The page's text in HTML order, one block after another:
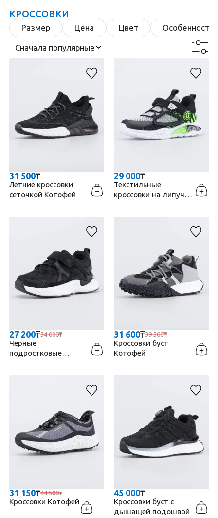
Рус|Қаз
КРОССОВКИ
Размер Цена Цвет Особенности
Сначала популярные
31 500₸
Летние кроссовки
сеточкой Котофей
29 000₸
Текстильные
кроссовки на липучке
27 200₸34 000₸
Черные
подростковые
31 600₸39 500₸
Кроссовки буст
Котофей
31 150₸44 500₸
Кроссовки Котофей
45 000₸
Кроссовки буст с
дышащей подошвой